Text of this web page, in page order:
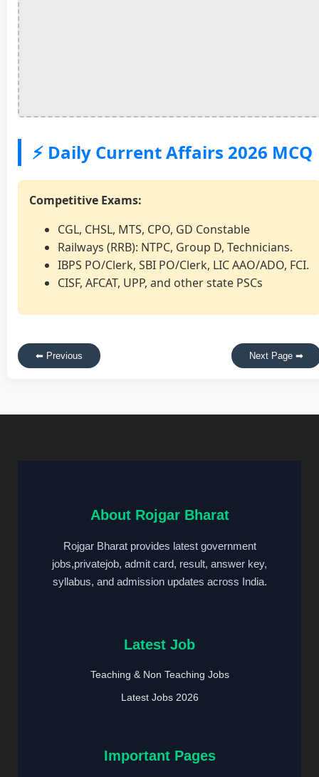
⚡ Daily Current Affairs 2026 MCQ
Competitive Exams:
CGL, CHSL, MTS, CPO, GD Constable
Railways (RRB): NTPC, Group D, Technicians.
IBPS PO/Clerk, SBI PO/Clerk, LIC AAO/ADO, FCI.
CISF, AFCAT, UPP, and other state PSCs
⬅ Previous Next Page ➡
About Rojgar Bharat
Rojgar Bharat provides latest government
jobs,privatejob, admit card, result, answer key,
syllabus, and admission updates across India.
Latest Job
Teaching & Non Teaching Jobs
Latest Jobs 2026
Important Pages